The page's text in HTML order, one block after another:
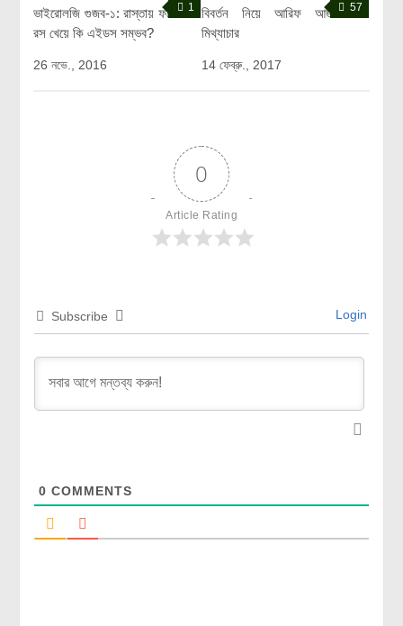
1
ভাইরোলজি গুজব-১: রাস্তায় ফলের
রস খেয়ে কি এইডস সম্ভব?
26 নভে., 2016
57
বিবর্তন নিয়ে আরিফ আজাদের
মিথ্যাচার
14 ফেব্রু., 2017
0
Article Rating
Subscribe Login
0 COMMENTS